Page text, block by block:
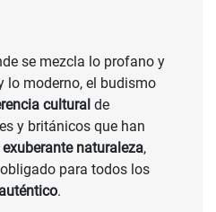
se mezcla lo profano y
lo moderno, el budismo
cultural de
y británicos que han
exuberante naturaleza,
para todos los
.